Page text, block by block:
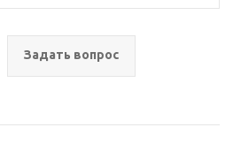
Задать вопрос